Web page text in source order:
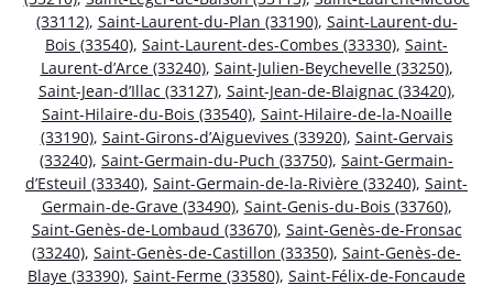
(33112), Saint-Laurent-du-Plan (33190), Saint-Laurent-du-
Bois (33540), Saint-Laurent-des-Combes (33330), Saint-
Laurent-d’Arce (33240), Saint-Julien-Beychevelle (33250),
Saint-Jean-d’Illac (33127), Saint-Jean-de-Blaignac (33420),
Saint-Hilaire-du-Bois (33540), Saint-Hilaire-de-la-Noaille
(33190), Saint-Girons-d’Aiguevives (33920), Saint-Gervais
(33240), Saint-Germain-du-Puch (33750), Saint-Germain-
d’Esteuil (33340), Saint-Germain-de-la-Rivière (33240), Saint-
Germain-de-Grave (33490), Saint-Genis-du-Bois (33760),
Saint-Genès-de-Lombaud (33670), Saint-Genès-de-Fronsac
(33240), Saint-Genès-de-Castillon (33350), Saint-Genès-de-
Blaye (33390), Saint-Ferme (33580), Saint-Félix-de-Foncaude